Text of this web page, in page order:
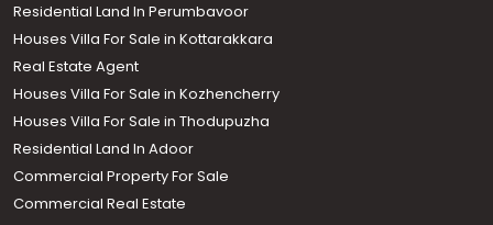
Residential Land In Perumbavoor
Houses Villa For Sale in Kottarakkara
Real Estate Agent
Houses Villa For Sale in Kozhencherry
Houses Villa For Sale in Thodupuzha
Residential Land In Adoor
Commercial Property For Sale
Commercial Real Estate